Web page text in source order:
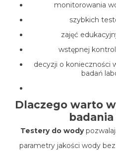
monitorowania
szybkich
zajęć
wstępnej
decyzji o konieczności
badań
Dlaczego warto
Testery do wody
parametry jakości wody